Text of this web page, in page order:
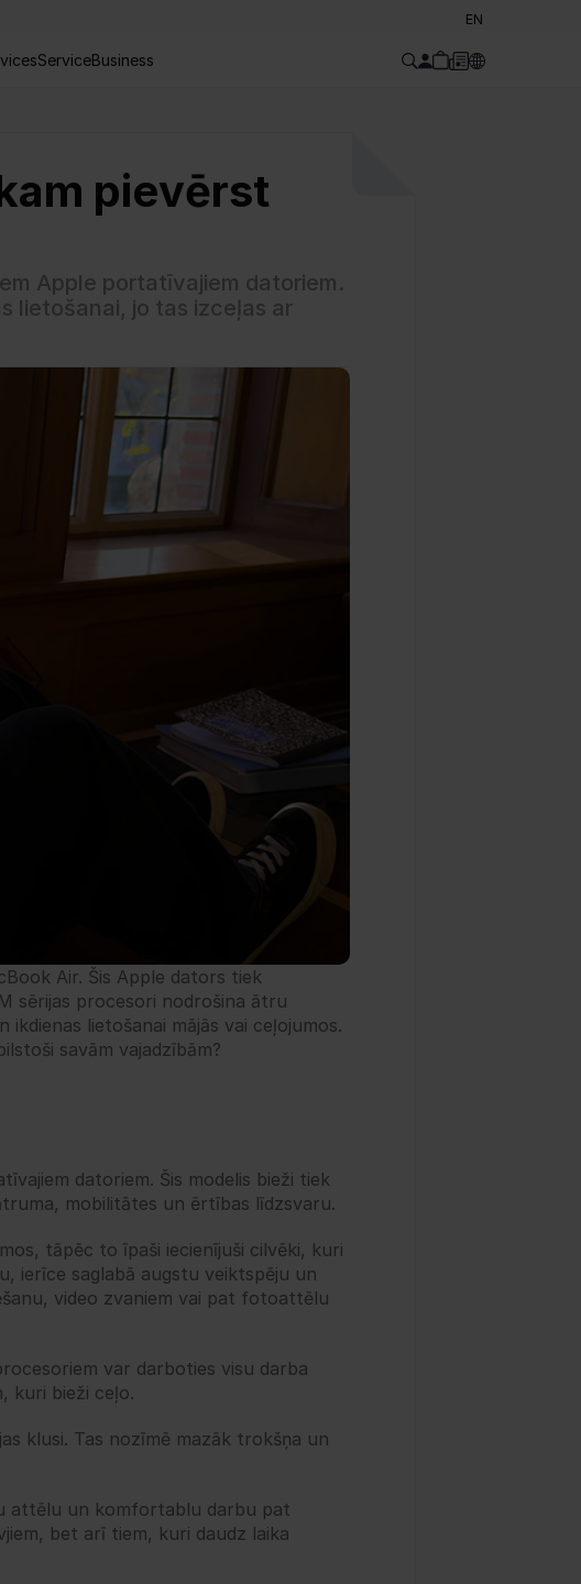
pievērst
Apple portatīvajiem datoriem.
lietošanai, jo tas izceļas ar
Air. Šis Apple dators tiek
sērijas procesori nodrošina ātru
lietošanai mājās vai ceļojumos.
savām vajadzībām?
datoriem. Šis modelis bieži tiek
mobilitātes un ērtības līdzsvaru.
tāpēc to īpaši iecienījuši cilvēki, kuri
ierīce saglabā augstu veiktspēju un
video zvaniem vai pat fotoattēlu
var darboties visu darba
kuri bieži ceļo.
klusi. Tas nozīmē mazāk trokšņa un
attēlu un komfortablu darbu pat
bet arī tiem, kuri daudz laika
EN
Select Language
ServiceBusiness